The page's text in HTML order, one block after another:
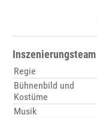
Inszenierungsteam
Regie
Bühnenbild und
Kostüme
Musik